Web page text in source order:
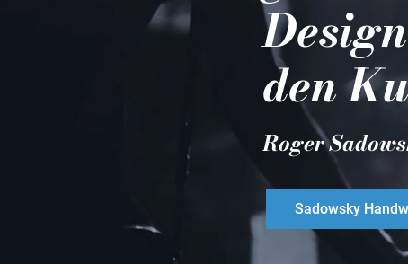
den
Roger
Sadowsky